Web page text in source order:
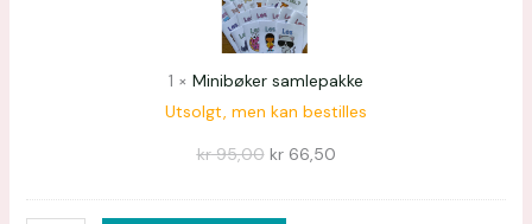
1 × Minibøker samlepakke
Utsolgt, men kan bestilles
kr95,00 kr66,50